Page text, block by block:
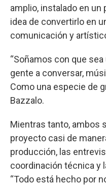
amplio, instalado en un
idea de convertirlo en
comunicación y
“Soñamos con que
gente a conversar,
Como una especie de
Bazzalo.
Mientras tanto, ambos
proyecto casi de
producción, las
coordinación técnica y
“Todo está hecho por